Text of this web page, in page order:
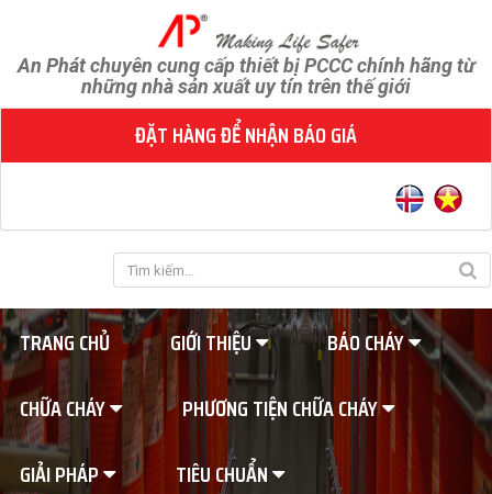
An Phát chuyên cung cấp thiết bị PCCC chính hãng từ
những nhà sản xuất uy tín trên thế giới
ĐẶT HÀNG ĐỂ NHẬN BÁO GIÁ
TRANG CHỦ GIỚI THIỆU
BÁO CHÁY
CHỮA CHÁY
PHƯƠNG TIỆN CHỮA CHÁY
GIẢI PHÁP
TIÊU CHUẨN